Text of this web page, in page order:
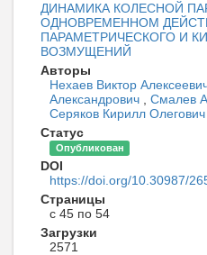
ДИНАМИКА КОЛЕСНОЙ
ОДНОВРЕМЕННОМ
ПАРАМЕТРИЧЕСКОГО И
ВОЗМУЩЕНИЙ
Авторы
Нехаев Виктор
Александрович
Смалев
Серяков Кирилл Олегович
Статус
Опубликован
DOI
https://doi.org/10.30987/
Страницы
с 45 по 54
Загрузки
2571